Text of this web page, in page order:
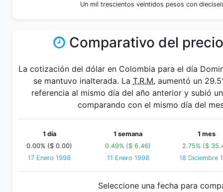
Un mil trescientos veintidos pesos con
Comparativo del
La cotización del dólar en Colombia para el día
se mantuvo inalterada. La T.R.M. aumentó un
referencia al mismo día del año anterior y subió
comparando con el mismo día del
1 día
0.00% ($ 0.00)
17 Enero 1998
1 semana
0.49% ($ 6.46)
11 Enero 1998
1 mes
2.75% ($
18 Diciembre
Seleccione una fecha para